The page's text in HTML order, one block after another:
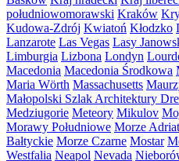
południowomorawski Kraków
Kudowa-Zdrój Kwiatoń Kłodzko
Lanzarote Las Vegas Lasy
Limburgia Lizbona Londyn
Macedonia Macedonia Środkowa
Maria Wörth Massachusetts
Małopolski Szlak Architektury
Medziugorie Meteory Mikulov
Morawy Południowe Morze
Bałtyckie Morze Czarne Mostar
Westfalia Neapol Nevada